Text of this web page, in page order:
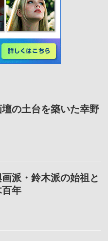
の土台を築いた幸野
派・鈴木派の始祖と
年